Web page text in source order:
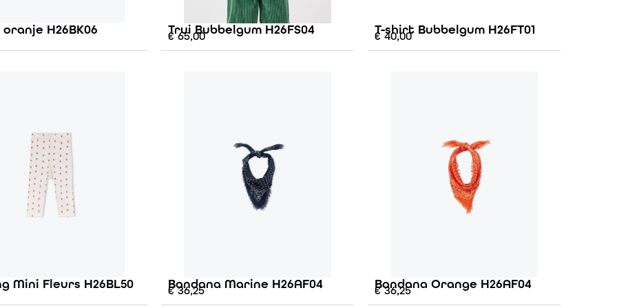
H26BK06 Trui Bubbelgum H26FS04
€65,00 T-shirt Bubbelgum H26FT01
€ 40,00
Mini Fleurs H26BL50 Bandana Marine H26AF04
€36,25 Bandana Orange H26AF04
€36,25